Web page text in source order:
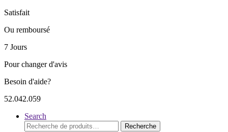
Satisfait
Ou remboursé
7 Jours
Pour changer d'avis
Besoin d'aide?
52.042.059
Search
Recherche
Recherche